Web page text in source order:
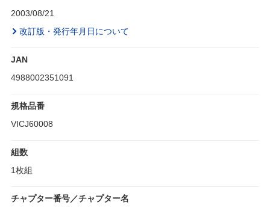
2003/08/21
改訂版・発行年月日について
JAN
4988002351091
規格品番
VICJ60008
組数
1枚組
チャプター番号／チャプター名